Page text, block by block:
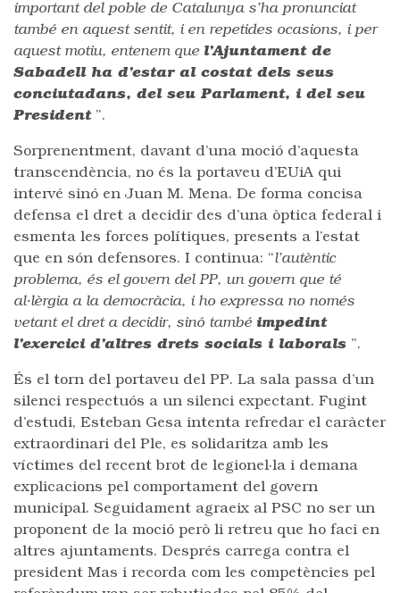
important del poble de Catalunya s’ha pronunciat
també en aquest sentit, i en repetides ocasions, i per
aquest motiu, entenem que l’Ajuntament de
Sabadell ha d’estar al costat dels seus
conciutadans, del seu Parlament, i del seu
President ”.
Sorprenentment, davant d’una moció d’aquesta
transcendència, no és la portaveu d’EUiA qui
intervé sinó en Juan M. Mena. De forma concisa
defensa el dret a decidir des d’una òptica federal i
esmenta les forces polítiques, presents a l’estat
que en són defensores. I continua: “l’autèntic
problema, és el govern del PP, un govern que té
al·lèrgia a la democràcia, i ho expressa no només
vetant el dret a decidir, sinó també impedint
l’exercici d’altres drets socials i laborals ”.
És el torn del portaveu del PP. La sala passa d’un
silenci respectuós a un silenci expectant. Fugint
d’estudi, Esteban Gesa intenta refredar el caràcter
extraordinari del Ple, es solidaritza amb les
víctimes del recent brot de legionel·la i demana
explicacions pel comportament del govern
municipal. Seguidament agraeix al PSC no ser un
proponent de la moció però li retreu que ho faci en
altres ajuntaments. Després carrega contra el
president Mas i recorda com les competències pel